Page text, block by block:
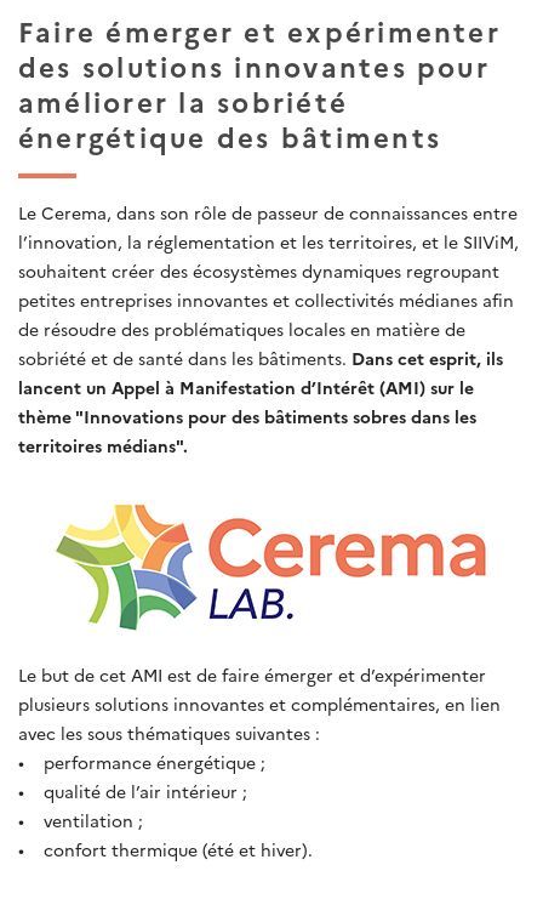
Faire émerger et expérimenter
des solutions innovantes pour
améliorer la sobriété
énergétique des bâtiments
Le Cerema, dans son rôle de passeur de connaissances entre
l’innovation, la réglementation et les territoires, et le SIIViM,
souhaitent créer des écosystèmes dynamiques regroupant
petites entreprises innovantes et collectivités médianes afin
de résoudre des problématiques locales en matière de
sobriété et de santé dans les bâtiments. Dans cet esprit, ils
lancent un Appel à Manifestation d’Intérêt (AMI) sur le
thème "Innovations pour des bâtiments sobres dans les
territoires médians".
Le but de cet AMI est de faire émerger et d’expérimenter
plusieurs solutions innovantes et complémentaires, en lien
avec les sous thématiques suivantes :
• performance énergétique ;
• qualité de l’air intérieur ;
• ventilation ;
• confort thermique (été et hiver).